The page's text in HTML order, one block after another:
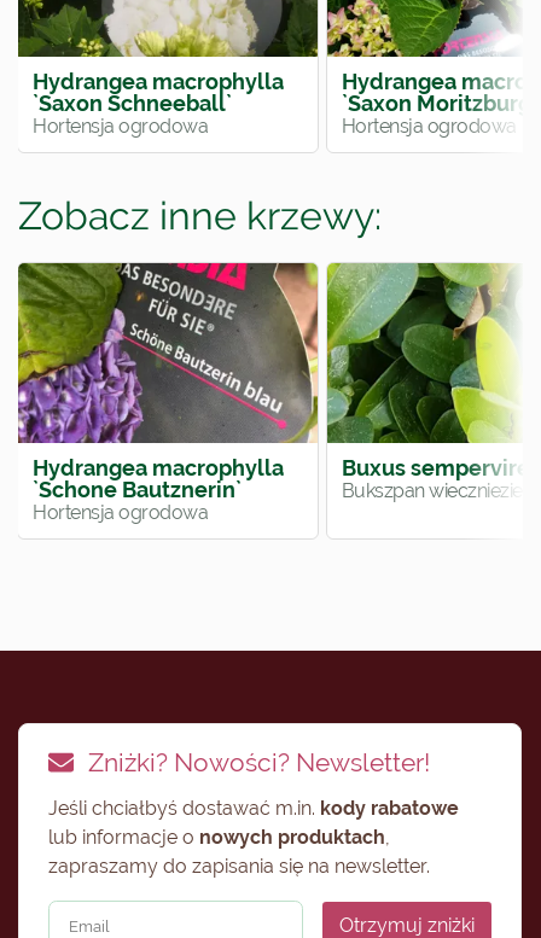
Hydrangea macrophylla
`Saxon Schneeball`
Hortensja ogrodowa
Hydrangea
`Saxon Moritzburg`
Hortensja ogrodowa
Zobacz inne krzewy:
Hydrangea macrophylla
`Schone Bautznerin`
Hortensja ogrodowa
Buxus
Bukszpan
Zniżki? Nowości? Newsletter!
Jeśli chciałbyś dostawać m.in. kody rabatowe
lub informacje o nowych produktach
zapraszamy do zapisania się na newsletter.
Otrzymuj zniżki